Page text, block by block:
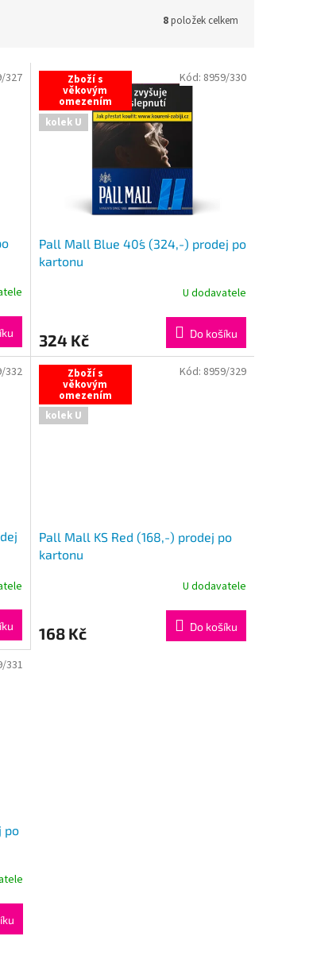
8položek celkem
327 Zboží s
věkovým
omezením
kolek U
Pall Mall Blue 40´s (324,-) prodej po
kartonu
U dodavatele
324 Kč Do košíku
Kód: 8959/330
332 Zboží s
věkovým
omezením
kolek U
Pall Mall KS Red (168,-) prodej po
kartonu
U dodavatele
168 Kč Do košíku
Kód: 8959/329
po
331